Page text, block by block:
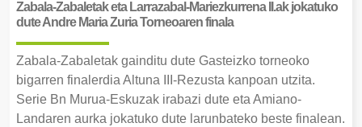
Zabala-Zabaletak eta Larrazabal-Mariezkurrena II.ak jokatuko
dute Andre Maria Zuria Torneoaren finala
Zabala-Zabaletak gainditu dute Gasteizko torneoko
bigarren finalerdia Altuna III-Rezusta kanpoan utzita.
Serie Bn Murua-Eskuzak irabazi dute eta Amiano-
Landaren aurka jokatuko dute larunbateko beste finalean.